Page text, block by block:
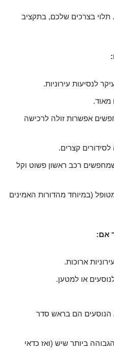
. תלוי בצרכים שלכם, בתקציב
לנסיעות עירוניות.
מאוד.
אפשרות זולה לרכישה
קצרים.
רכב ראשון פשוט וקל
(במיוחד מהדורות האמינים
אם:
ארוכות.
או למטען.
הנוסעים הם בראש סדר
ביותר שיש (ואז כדאי